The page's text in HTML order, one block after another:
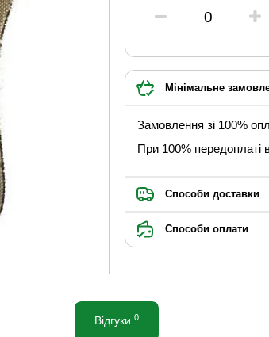
Мінімальне
Замовлення зі 100%
При 100% передоплаті
Способи доставки
Способи оплати
Відгуки 0